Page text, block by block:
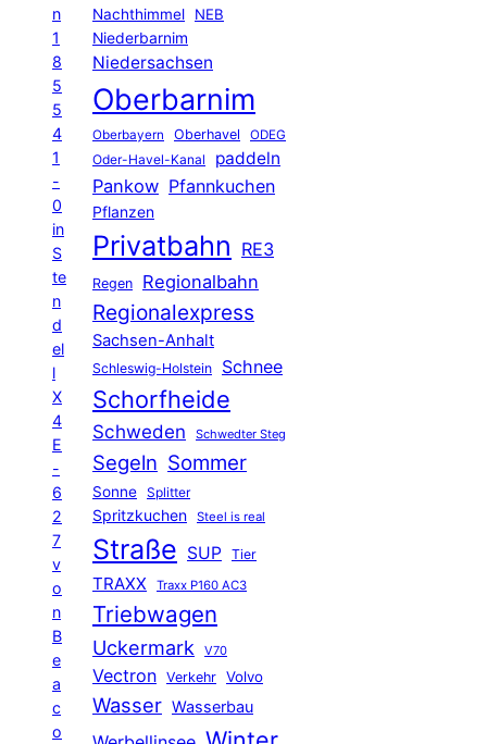
n
1
8
5
5
4
1
-
0
in
S
te
n
d
el
l
X
4
E
-
6
2
7
v
o
n
B
e
a
c
o
Nachthimmel
NEB
Niederbarnim
Niedersachsen
Oberbarnim
Oberbayern Oberhavel ODEG
Oder-Havel-Kanal paddeln
Pankow Pfannkuchen
Pflanzen
Privatbahn RE3
Regen Regionalbahn
Regionalexpress
Sachsen-Anhalt
Schleswig-Holstein Schnee
Schorfheide
Schweden Schwedter Steg
Segeln Sommer
Sonne Splitter
Spritzkuchen Steel is real
Straße SUP Tier
TRAXX Traxx P160 AC3
Triebwagen
Uckermark V70
Vectron Verkehr Volvo
Wasser Wasserbau